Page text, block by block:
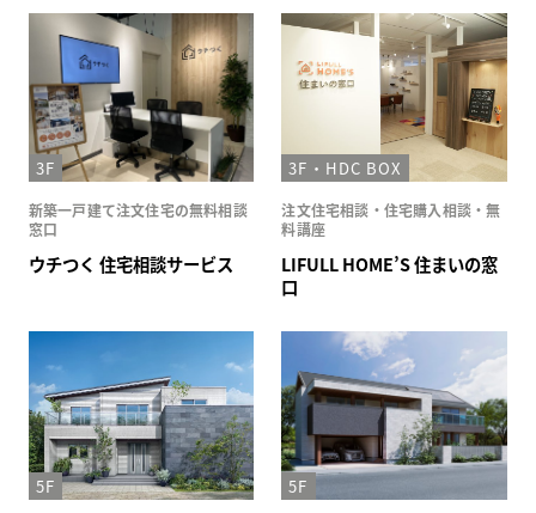
新築一戸建て注文住宅の無料相談
窓口
ウチつく 住宅相談サービス
3F
注文住宅相談・住宅購入相談・無
料講座
LIFULL HOME’S 住まいの窓
口
3F・HDC BOX
5F 5F